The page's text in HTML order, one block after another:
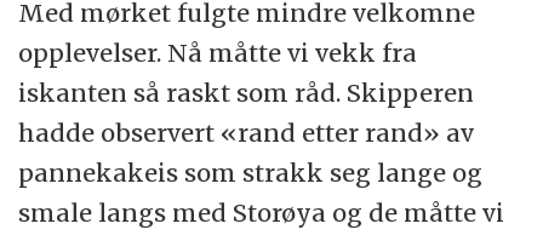
Med mørket fulgte mindre velkomne
opplevelser. Nå måtte vi vekk fra
iskanten så raskt som råd. Skipperen
hadde observert «rand etter rand» av
pannekakeis som strakk seg lange og
smale langs med Storøya og de måtte vi